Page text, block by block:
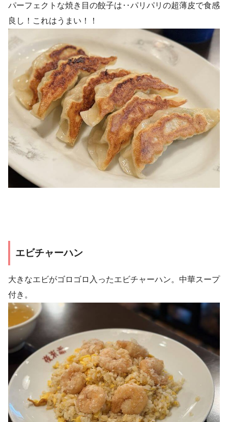
パーフェクトな焼き目の餃子は‥パリパリの超薄皮で食感
良し！これはうまい！！
エビチャーハン
大きなエビがゴロゴロ入ったエビチャーハン。中華スープ
付き。